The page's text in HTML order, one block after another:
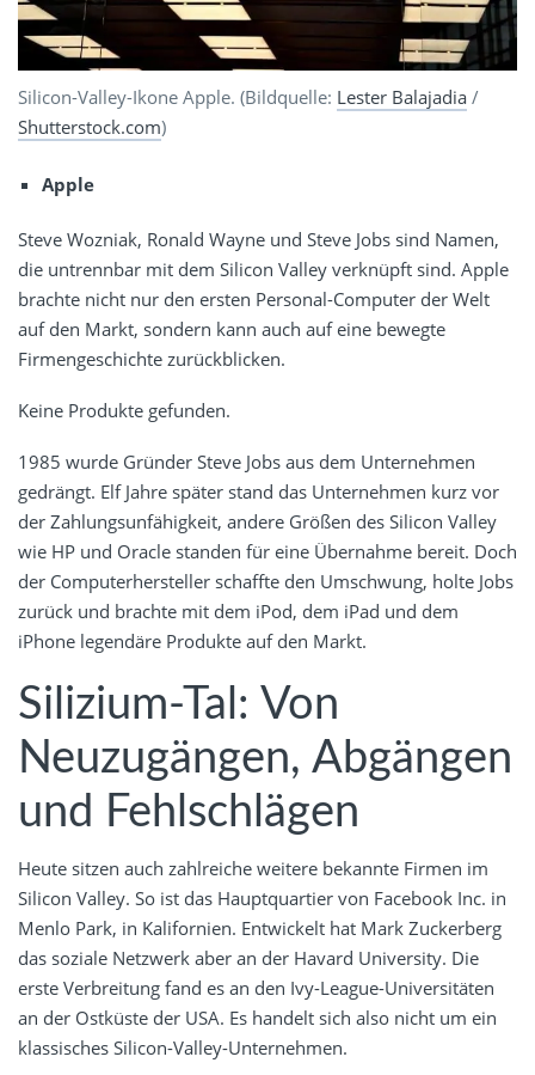
Silicon-Valley-Ikone Apple. (Bildquelle: Lester Balajadia /
Shutterstock.com)
Apple
Steve Wozniak, Ronald Wayne und Steve Jobs sind Namen,
die untrennbar mit dem Silicon Valley verknüpft sind. Apple
brachte nicht nur den ersten Personal-Computer der Welt
auf den Markt, sondern kann auch auf eine bewegte
Firmengeschichte zurückblicken.
Keine Produkte gefunden.
1985 wurde Gründer Steve Jobs aus dem Unternehmen
gedrängt. Elf Jahre später stand das Unternehmen kurz vor
der Zahlungsunfähigkeit, andere Größen des Silicon Valley
wie HP und Oracle standen für eine Übernahme bereit. Doch
der Computerhersteller schaffte den Umschwung, holte Jobs
zurück und brachte mit dem iPod, dem iPad und dem
iPhone legendäre Produkte auf den Markt.
Silizium-Tal: Von
Neuzugängen, Abgängen
und Fehlschlägen
Heute sitzen auch zahlreiche weitere bekannte Firmen im
Silicon Valley. So ist das Hauptquartier von Facebook Inc. in
Menlo Park, in Kalifornien. Entwickelt hat Mark Zuckerberg
das soziale Netzwerk aber an der Havard University. Die
erste Verbreitung fand es an den Ivy-League-Universitäten
an der Ostküste der USA. Es handelt sich also nicht um ein
klassisches Silicon-Valley-Unternehmen.